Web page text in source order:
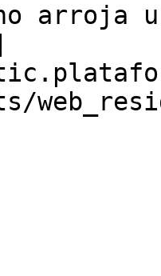
arroja